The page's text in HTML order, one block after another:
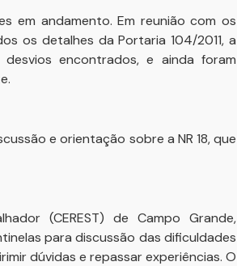
em andamento. Em reunião com os
os detalhes da Portaria 104/2011, a
encontrados, e ainda foram
e orientação sobre a NR 18, que
(CEREST) de Campo Grande,
para discussão das dificuldades
dúvidas e repassar experiências. O